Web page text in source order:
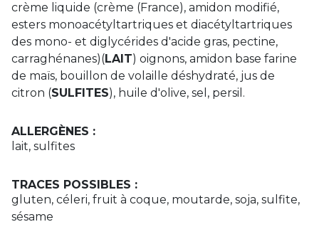
crème liquide (crème (France), amidon modifié,
esters monoacétyltartriques et diacétyltartriques
des mono- et diglycérides d'acide gras, pectine,
carraghénanes)(LAIT) oignons, amidon base farine
de maïs, bouillon de volaille déshydraté, jus de
citron (SULFITES), huile d'olive, sel, persil.
ALLERGÈNES :
lait, sulfites
TRACES POSSIBLES :
gluten, céleri, fruit à coque, moutarde, soja, sulfite,
sésame